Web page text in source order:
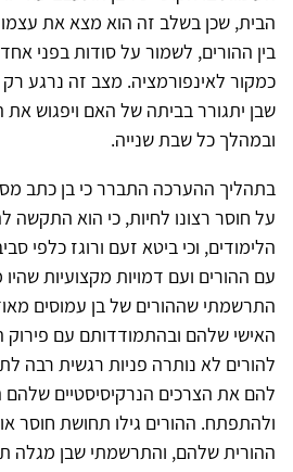
הבית, שכן בשלב זה הוא מצא את
בין ההורים, לשמור על סודות בפני
כמקור לאינפורמציה. מצב זה נרגע
שבן יתגורר בביתה של האם ויפגוש
ובמהלך כל שבת שנייה.
בתהליך ההערכה התברר כי בן כתב
על חוסר רצונו לחיות, כי הוא התקשה
הלימודים, וכי ביטא זעם ורוגז כלפי
עם ההורים ועם דמויות מקצועיות
התרשמתי שההורים של בן עמוסים
האישי שלהם ובהתמודדותם עם
להורים לא נותרה פניות רגשית רבה
להם את הצרכים הנרקיסיסטיים שלהם
ולהתפתח. ההורים גילו תחושת חוסר
ההורית שלהם, והתרשמתי שבן מגלה